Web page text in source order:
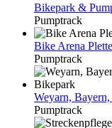
Bikepark &
Pumptrack
BikeArena
Pumptrack
Weyarn,
Pumptrack